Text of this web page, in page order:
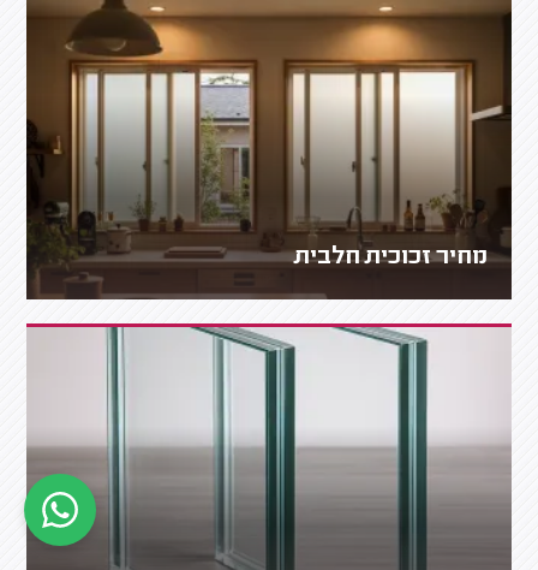
מחיר זכוכית חלבית